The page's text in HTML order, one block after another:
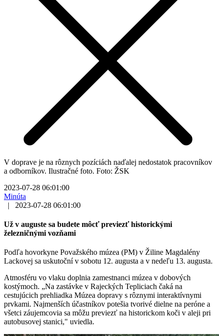
V doprave je na rôznych pozíciách naďalej nedostatok pracovníkov
a odborníkov. Ilustračné foto. Foto: ŽSK
2023-07-28 06:01:00
Minúta
|
2023-07-28 06:01:00
Už v auguste sa budete môcť previezť historickými
železničnými vozňami
Podľa hovorkyne Považského múzea (PM) v Žiline Magdalény
Lackovej sa uskutoční v sobotu 12. augusta a v nedeľu 13. augusta.
Atmosféru vo vlaku doplnia zamestnanci múzea v dobových
kostýmoch. „Na zastávke v Rajeckých Tepliciach čaká na
cestujúcich prehliadka Múzea dopravy s rôznymi interaktívnymi
prvkami. Najmenších účastníkov potešia tvorivé dielne na peróne a
všetci záujemcovia sa môžu previezť na historickom koči v aleji pri
autobusovej stanici," uviedla.